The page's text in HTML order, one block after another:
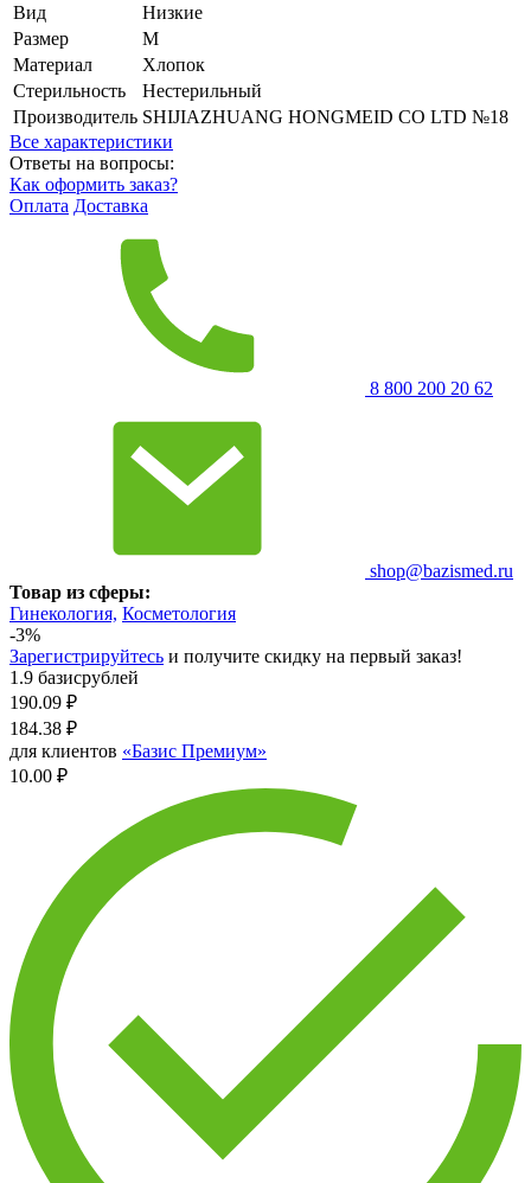
Вид
Низкие
Размер
M
Материал
Хлопок
Стерильность
Нестерильный
Производитель SHIJIAZHUANG HONGMEID CO LTD №18
Все характеристики
Ответы на вопросы:
Как оформить заказ?
Оплата Доставка
8 800 200 20 62
shop@bazismed.ru
Товар из сферы:
Гинекология, Косметология
-3%
Зарегистрируйтесь и получите скидку на первый заказ!
1.9 базисрублей
190.09 ₽
184.38 ₽
для клиентов «Базис Премиум»
10.00 ₽